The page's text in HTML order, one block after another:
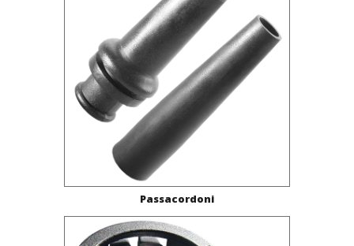
Passacordoni